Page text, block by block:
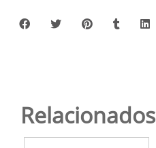
Relacionados